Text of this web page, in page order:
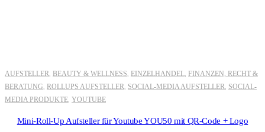
AUFSTELLER BEAUTY & WELLNESS EINZELHANDEL FINANZEN, RECHT &
BERATUNG ROLLUPS AUFSTELLER SOCIAL-MEDIA AUFSTELLER SOCIAL-
MEDIA PRODUKTE YOUTUBE
Mini-Roll-Up Aufsteller für Youtube YOU50 mit QR-Code + Logo